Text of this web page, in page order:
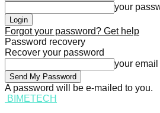
your
Forgot your password? Get help
Password recovery
Recover your password
your email
A password will be e-mailed to you.
BIMETECH